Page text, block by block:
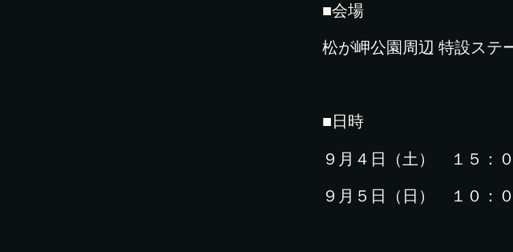
■会場
松が岬公園周辺 特設ステ
■日時
９月４日（土） １５：
９月５日（日） １０：